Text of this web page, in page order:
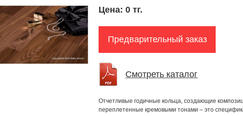
Цена:0 тг.
Предварительный заказ
Смотреть каталог
Отчетливые годичные кольца, создающие
переплетенные кремовыми тонами – это